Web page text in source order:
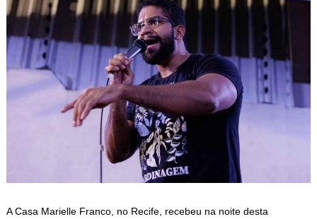
A Casa Marielle Franco, no Recife, recebeu na noite desta